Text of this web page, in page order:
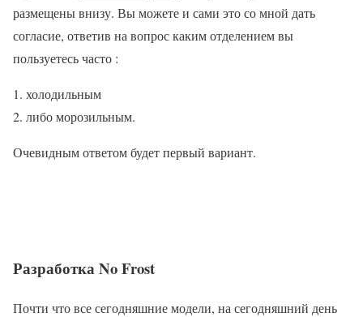
размещены внизу. Вы можете и сами это со мной дать
согласие, ответив на вопрос каким отделением вы
пользуетесь часто :
холодильным
либо морозильным.
Очевидным ответом будет первый вариант.
Разработка No Frost
Почти что все сегодняшние модели, на сегодняшний день